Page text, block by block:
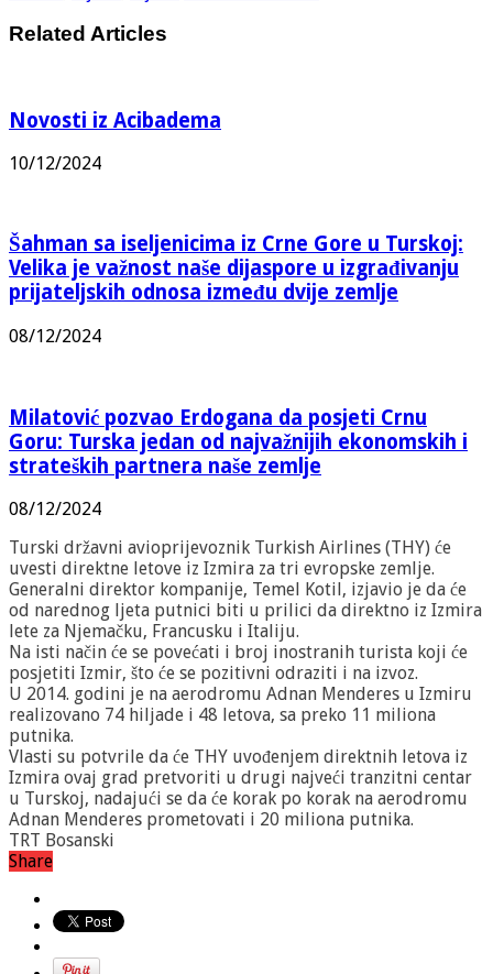
Related Articles
Novosti iz Acibadema
10/12/2024
Šahman sa iseljenicima iz Crne Gore u Turskoj:
Velika je važnost naše dijaspore u izgrađivanju
prijateljskih odnosa između dvije zemlje
08/12/2024
Milatović pozvao Erdogana da posjeti Crnu
Goru: Turska jedan od najvažnijih ekonomskih i
strateških partnera naše zemlje
08/12/2024
Turski državni avioprijevoznik Turkish Airlines (THY) će
uvesti direktne letove iz Izmira za tri evropske zemlje.
Generalni direktor kompanije, Temel Kotil, izjavio je da će
od narednog ljeta putnici biti u prilici da direktno iz Izmira
lete za Njemačku, Francusku i Italiju.
Na isti način će se povećati i broj inostranih turista koji će
posjetiti Izmir, što će se pozitivni odraziti i na izvoz.
U 2014. godini je na aerodromu Adnan Menderes u Izmiru
realizovano 74 hiljade i 48 letova, sa preko 11 miliona
putnika.
Vlasti su potvrile da će THY uvođenjem direktnih letova iz
Izmira ovaj grad pretvoriti u drugi najveći tranzitni centar
u Turskoj, nadajući se da će korak po korak na aerodromu
Adnan Menderes prometovati i 20 miliona putnika.
TRT Bosanski
Share